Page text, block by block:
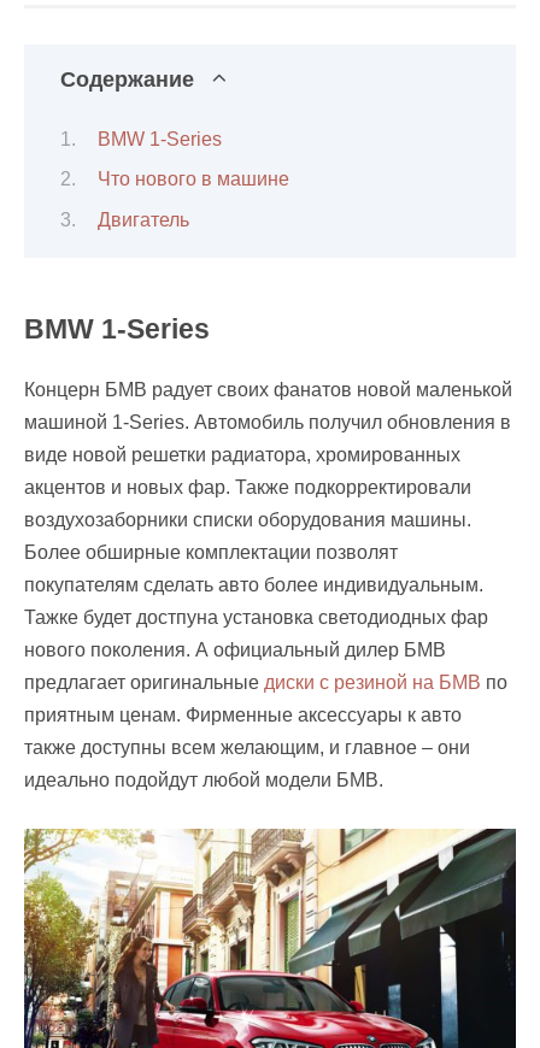
Содержание
BMW 1-Series
Что нового в машине
Двигатель
BMW 1-Series
Концерн БМВ радует своих фанатов новой маленькой
машиной 1-Series. Автомобиль получил обновления в
виде новой решетки радиатора, хромированных
акцентов и новых фар. Также подкорректировали
воздухозаборники списки оборудования машины.
Более обширные комплектации позволят
покупателям сделать авто более индивидуальным.
Тажке будет достпуна установка светодиодных фар
нового поколения. А официальный дилер БМВ
предлагает оригинальные диски с резиной на БМВ по
приятным ценам. Фирменные аксессуары к авто
также доступны всем желающим, и главное – они
идеально подойдут любой модели БМВ.